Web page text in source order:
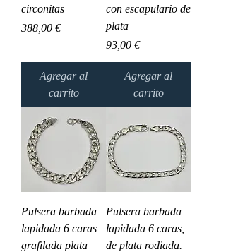
circonitas
Precio
388,00 €
Agregar al
carrito
con escapulario de
plata
Precio
93,00 €
Agregar al
carrito
Pulsera barbada
lapidada 6 caras
grafilada plata
Pulsera barbada
lapidada 6 caras,
de plata rodiada.